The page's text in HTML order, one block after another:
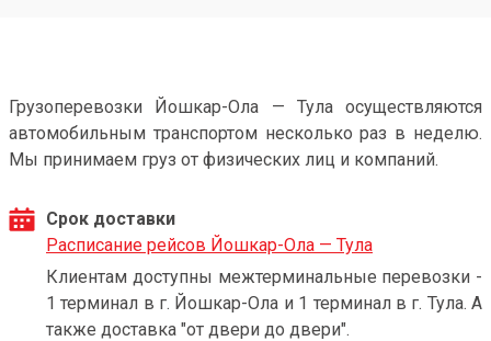
Грузоперевозки Йошкар-Ола — Тула осуществляются
автомобильным транспортом несколько раз в неделю.
Мы принимаем груз от физических лиц и компаний.
Срок доставки
Расписание рейсов Йошкар-Ола — Тула
Клиентам доступны межтерминальные перевозки -
1 терминал в г. Йошкар-Ола и 1 терминал в г. Тула. А
также доставка "от двери до двери".